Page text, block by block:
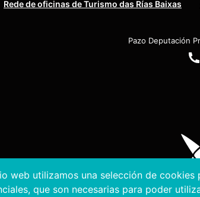
web utilizamos una selección de cookies
que son necesarias para poder
Rede de oficinas de Turismo das Rías Baixas
Pazo Deputación